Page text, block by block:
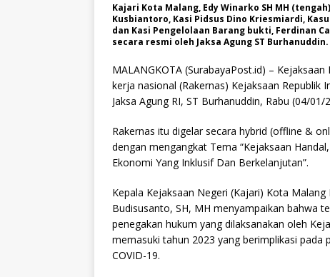
Kajari Kota Malang, Edy Winarko SH MH
Kusbiantoro, Kasi Pidsus Dino Kriesmiardi,
dan Kasi Pengelolaan Barang bukti, Ferdinan
secara resmi oleh Jaksa Agung ST
MALANGKOTA (SurabayaPost.id) –
kerja nasional (Rakernas) Kejaksaan Republik
Jaksa Agung RI, ST Burhanuddin, Rabu (04/01/
Rakernas itu digelar secara hybrid (offline &
dengan mengangkat Tema “Kejaksaan
Ekonomi Yang Inklusif Dan Berkelanjutan”.
Kepala Kejaksaan Negeri (Kajari) Kota
Budisusanto, SH, MH menyampaikan bahwa
penegakan hukum yang dilaksanakan oleh
memasuki tahun 2023 yang berimplikasi
COVID-19.